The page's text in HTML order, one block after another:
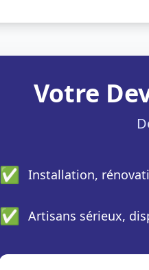
Votre
✅ Installation,
✅ Artisans sérieux,